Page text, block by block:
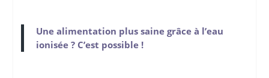
Une alimentation plus saine grâce à l’eau
ionisée ? C’est possible !